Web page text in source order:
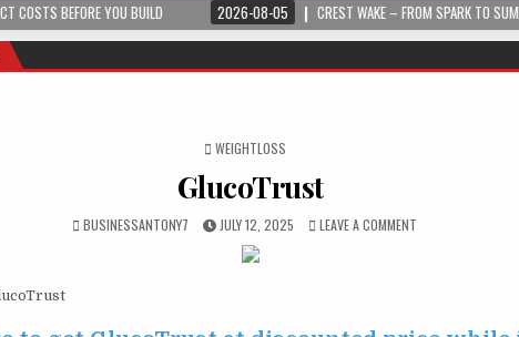
BUILD 2026-08-05 CREST WAKE – FROM SPARK TO SUMMIT
POSTED IN
WEIGHTLOSS
GlucoTrust
BUSINESSANTONY7 JULY 12, 2025 LEAVE A COMMENT